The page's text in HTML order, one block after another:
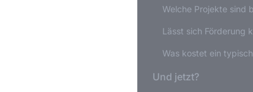
Welche Projekte sind
Lässt sich Förderung
Was kostet ein
Und jetzt?